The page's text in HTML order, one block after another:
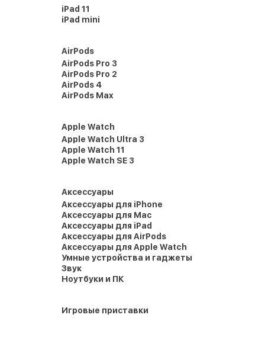
iPad 11
iPad mini
AirPods
AirPods Pro 3
AirPods Pro 2
AirPods 4
AirPods Max
Apple Watch
Apple Watch Ultra 3
Apple Watch 11
Apple Watch SE 3
Аксессуары
Аксессуары для iPhone
Аксессуары для Mac
Аксессуары для iPad
Аксессуары для AirPods
Аксессуары для Apple Watch
Умные устройства и гаджеты
Звук
Ноутбуки и ПК
Игровые приставки